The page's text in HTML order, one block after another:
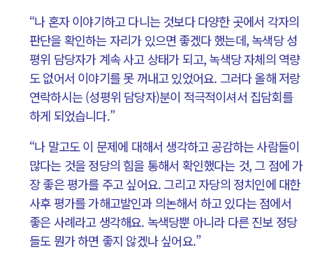
“나 혼자 이야기하고 다니는 것보다 다양한 곳에서 각자의
판단을 확인하는 자리가 있으면 좋겠다 했는데, 녹색당 성
평위 담당자가 계속 사고 상태가 되고, 녹색당 자체의 역량
도 없어서 이야기를 못 꺼내고 있었어요. 그러다 올해 저랑
연락하시는 (성평위 담당자)분이 적극적이셔서 집담회를
하게 되었습니다.”
“나 말고도 이 문제에 대해서 생각하고 공감하는 사람들이
많다는 것을 정당의 힘을 통해서 확인했다는 것, 그 점에 가
장 좋은 평가를 주고 싶어요. 그리고 자당의 정치인에 대한
사후 평가를 가해고발인과 의논해서 하고 있다는 점에서
좋은 사례라고 생각해요. 녹색당뿐 아니라 다른 진보 정당
들도 뭔가 하면 좋지 않겠나 싶어요.”